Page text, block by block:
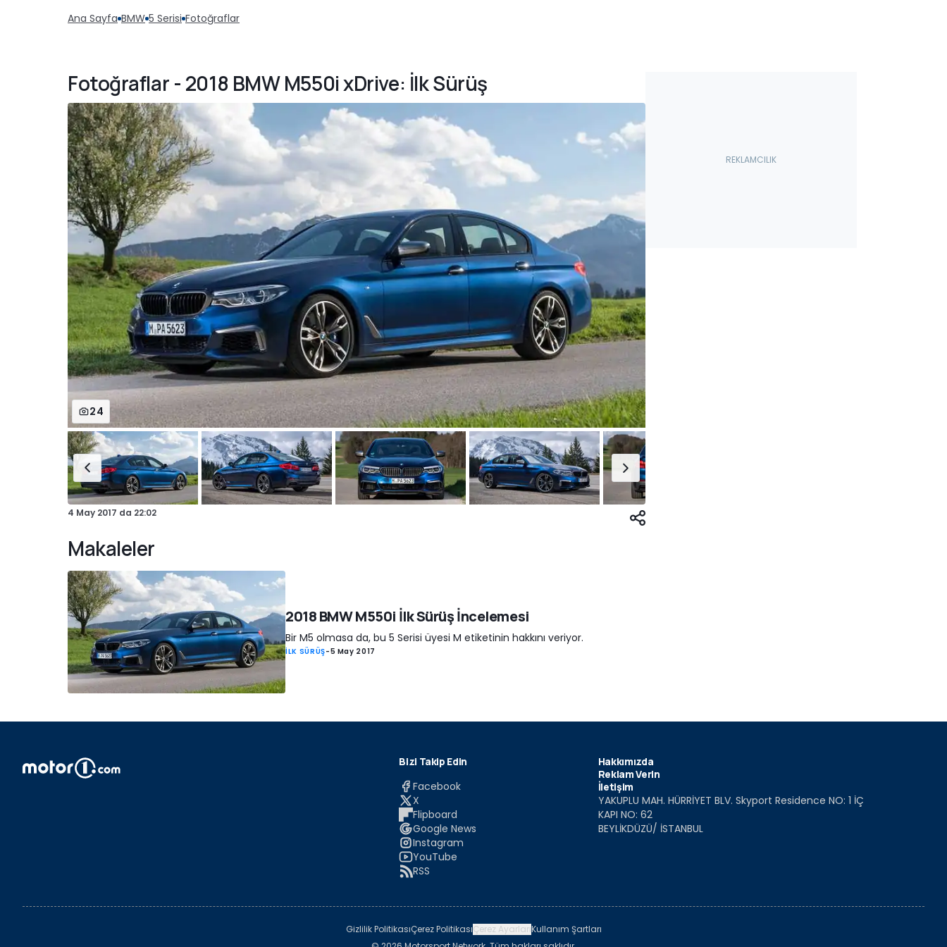
Ana Sayfa BMW 5 Serisi Fotoğraflar
Fotoğraflar - 2018 BMW M550i xDrive: İlk Sürüş
24
4 May 2017 da 22:02
Makaleler
2018 BMW M550i İlk Sürüş İncelemesi
Bir M5 olmasa da, bu 5 Serisi üyesi M etiketinin hakkını veriyor.
İLK SÜRÜŞ-5 May 2017
Bizi Takip Edin
Facebook
X
Flipboard
Google News
Instagram
YouTube
RSS
Hakkımızda
Reklam Verin
İletişim
YAKUPLU MAH. HÜRRİYET BLV. Skyport Residence NO: 1 İÇ
KAPI NO: 62
BEYLİKDÜZÜ/ İSTANBUL
Gizlilik PolitikasıÇerez PolitikasıÇerez AyarlarıKullanım Şartları